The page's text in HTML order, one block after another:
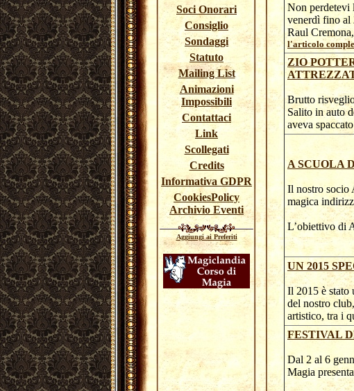
Soci Onorari
Consiglio
Sondaggi
Statuto
Mailing List
Animazioni
Impossibili
Contattaci
Link
Scollegati
Credits
Informativa GDPR
CookiesPolicy
Archivio Eventi
Aggiungi ai Preferiti
Non perdetevi
venerdì fino al
Raul
l'articolo
ZIO
Brutto
Salito in auto
aveva
A SCUOLA
Il nostro socio
magica
L’obiettivo di
UN 2015
Il 2015 è stato
del nostro
artistico, tra i
FESTIVAL
Dal 2 al 6
Magia